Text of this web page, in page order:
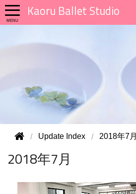
Kaoru Ballet Studio
Update Index 2018年7月
2018年7月